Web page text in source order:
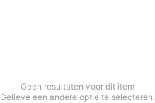
Geen resultaten voor dit item
Gelieve een andere optie te selecteren.